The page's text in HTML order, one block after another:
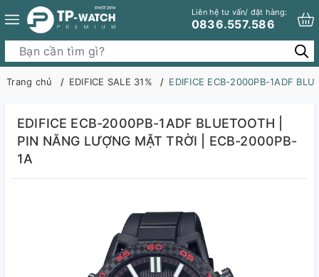
Liên hệ tư vấn/ đặt hàng:
0836.557.586
Trang chủ EDIFICE SALE 31% EDIFICE ECB-2000PB-1ADF
EDIFICE ECB-2000PB-1ADF BLUETOOTH |
PIN NĂNG LƯỢNG MẶT TRỜI | ECB-2000PB-
1A